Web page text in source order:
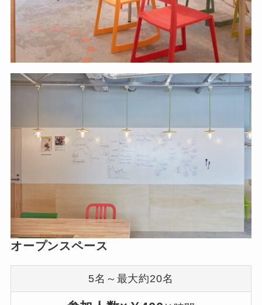
オープンスペース
5名～最大約20名